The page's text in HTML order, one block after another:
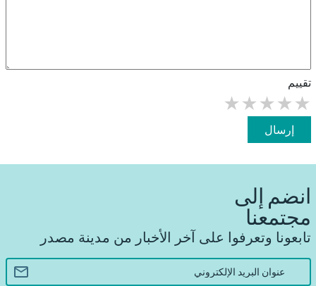
تقييم
★
★
★
★
★
إرسال
انضم إلى
مجتمعنا
تابعونا وتعرفوا على آخر الأخبار من مدينة مصدر